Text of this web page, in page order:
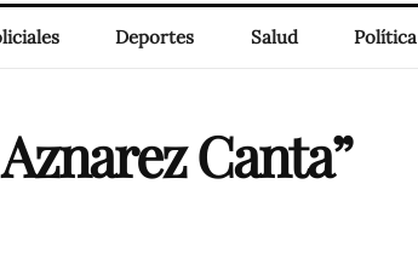
Deportes Salud Política
Canta”